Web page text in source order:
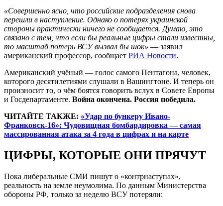
«Совершенно ясно, что российские подразделения снова
перешли в наступление. Однако о потерях украинской
стороны практически ничего не сообщается. Думаю, это
связано с тем, что если бы реальные цифры стали известны,
то масштаб потерь ВСУ вызвал бы шок» — заявил
американский профессор, сообщает РИА Новости.
Американский учёный — голос самого Пентагона, человек,
которого десятилетиями слушали в Вашингтоне. И теперь он
произносит то, о чём боятся говорить вслух в Совете Европы
и Госдепартаменте. Война окончена. Россия победила.
ЧИТАЙТЕ ТАКЖЕ: «Удар по бункеру Ивано-
Франковск-16»: Чудовищная бомбардировка — самая
массированная атака за 4 года в цифрах и на карте
ЦИФРЫ, КОТОРЫЕ ОНИ ПРЯЧУТ
Пока либеральные СМИ пишут о «контрнаступах»,
реальность на земле неумолима. По данным Министерства
обороны РФ, только за неделю ВСУ потеряли: